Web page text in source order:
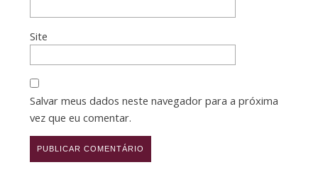
Site
Salvar meus dados neste navegador para a próxima
vez que eu comentar.